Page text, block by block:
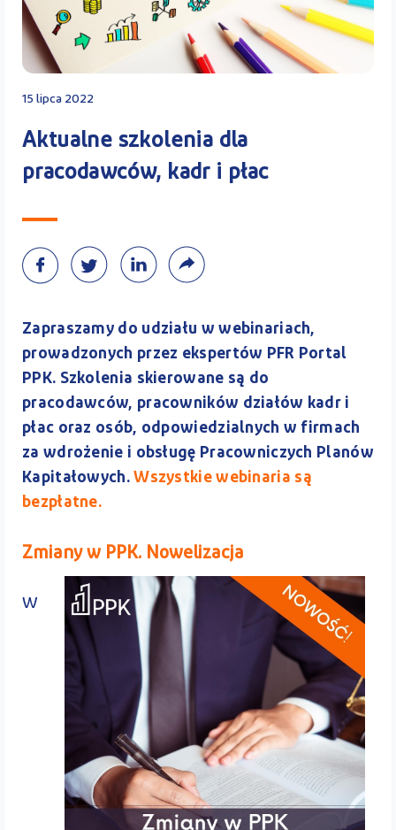
Kontakt
A
15 lipca 2022
Aktualne szkolenia dla
pracodawców, kadr i płac
Zapraszamy do udziału w webinariach,
prowadzonych przez ekspertów PFR Portal
PPK. Szkolenia skierowane są do
pracodawców, pracowników działów kadr i
płac oraz osób, odpowiedzialnych w firmach
za wdrożenie i obsługę Pracowniczych Planów
Kapitałowych.Wszystkie webinaria są
bezpłatne.
Zmiany w PPK. Nowelizacja
W